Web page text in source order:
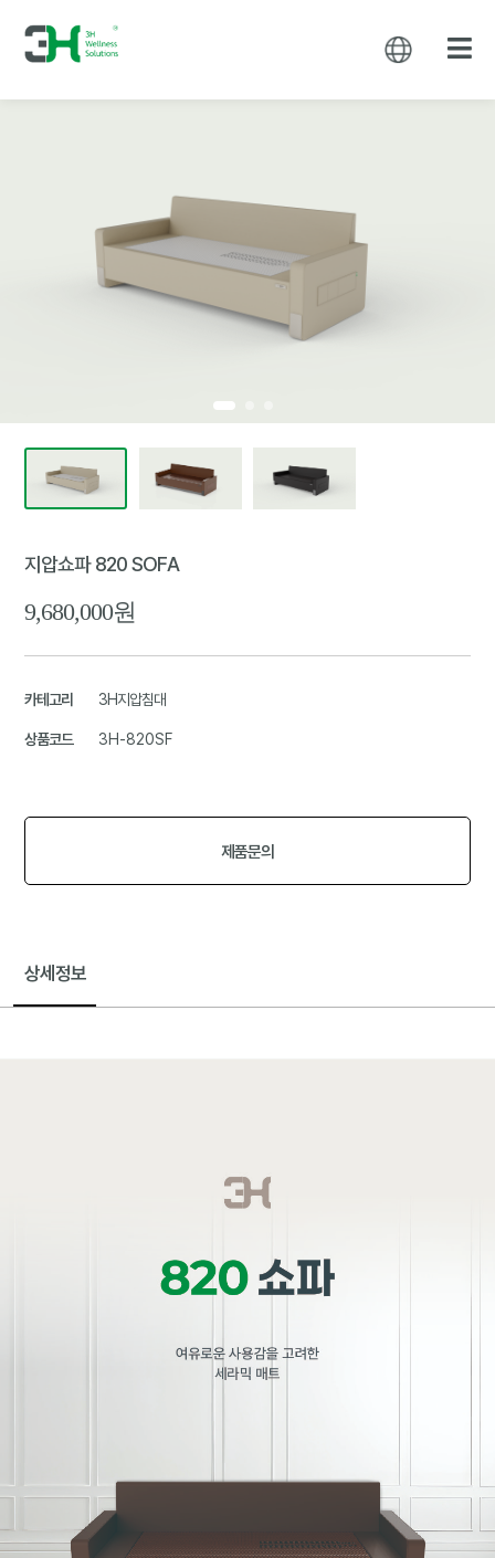
지압쇼파 820 SOFA
9,680,000원
카테고리
3H지압침대
상품코드
3H-820SF
제품문의
상세정보